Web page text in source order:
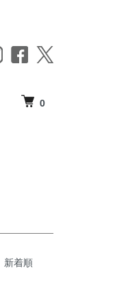
0
新着順